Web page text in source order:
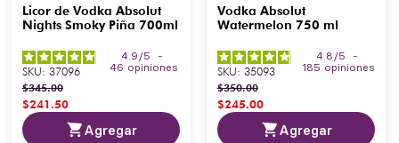
Licor de Vodka Absolut
Nights Smoky Piña 700ml
4.9 /5
-
46 opiniones
SKU: 37096
$345.00
$241.50
Agregar
Vodka Absolut
Watermelon 750 ml
4.8 /5
-
185 opiniones
SKU: 35093
$350.00
$245.00
Agregar